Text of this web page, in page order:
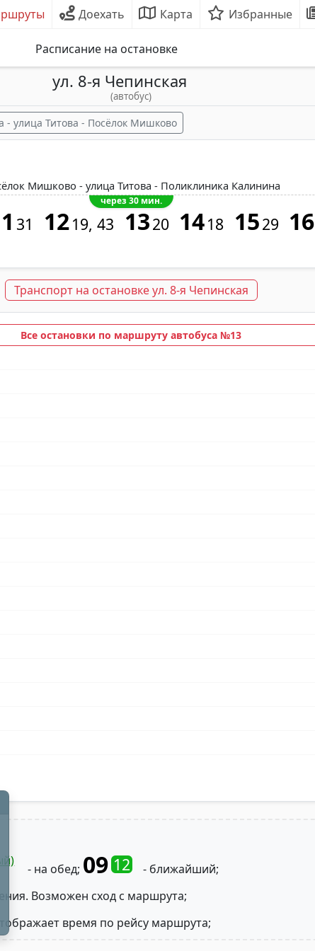
Доехать Карта Избранные
Расписание на остановке
ул. 8-я Чепинская
(автобус)
- улица Титова - Посёлок Мишково
Мишково - улица Титова - Поликлиника Калинина
через 30 мин.
31 1219 43 1320 1418 1529 16
Транспорт на остановке ул. 8-я Чепинская
Все остановки по маршруту автобуса №13
- на обед; 09 12 - ближайший;
Возможен сход с маршрута;
время по рейсу маршрута;